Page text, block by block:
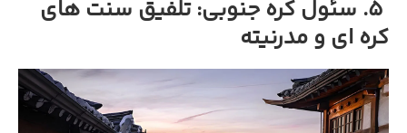
۵. سئول کره جنوبی: تلفیق سنت های
کره ای و مدرنیته